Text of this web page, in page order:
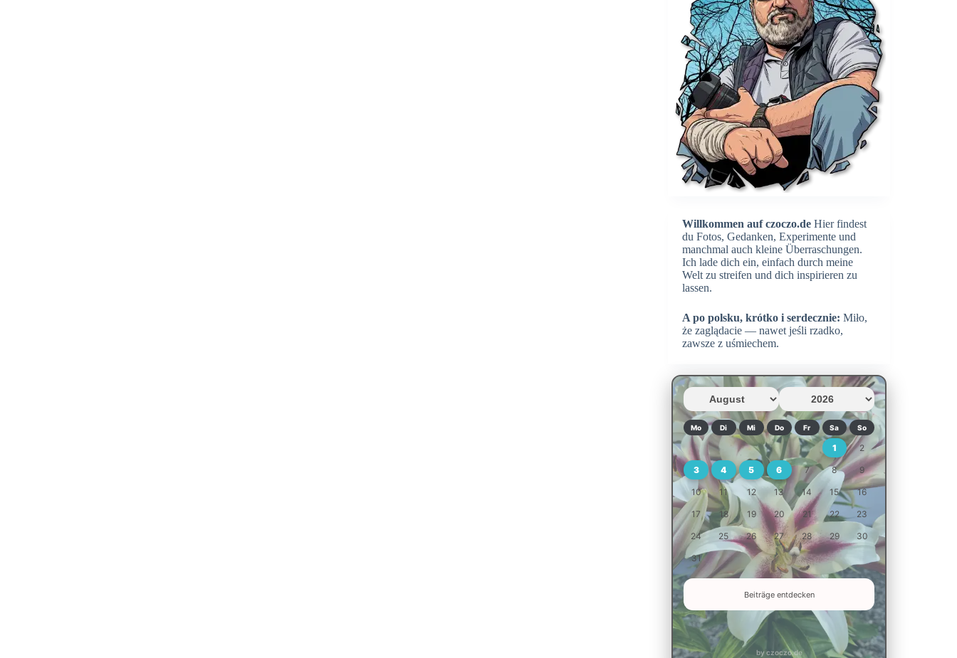
Willkommen auf czoczo.de Hier findest
du Fotos, Gedanken, Experimente und
manchmal auch kleine Überraschungen.
Ich lade dich ein, einfach durch meine
Welt zu streifen und dich inspirieren zu
lassen.
A po polsku, krótko i serdecznie: Miło,
że zaglądacie — nawet jeśli rzadko,
zawsze z uśmiechem.
Mo Di Mi Do Fr Sa So
1 2
3 4 5 6 7 8 9
10 11 12 13 14 15 16
17 18 19 20 21 22 23
24 25 26 27 28 29 30
31
Beiträge entdecken
by czoczo.de